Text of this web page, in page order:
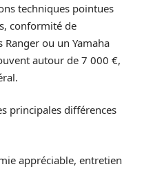
techniques pointues
conformité de
Ranger ou un Yamaha
autour de 7 000 €,
principales différences
appréciable, entretien